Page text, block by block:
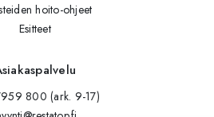
hoito-ohjeet
Esitteet
800 (ark. 9-17)